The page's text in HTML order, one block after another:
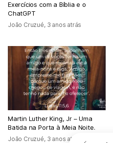
Exercícios com a Bíblia e o
ChatGPT
João Cruzué, 3 anos atrás
Martin Luther King, Jr – Uma
Batida na Porta à Meia Noite.
João Cruzué, 3 anos atrás